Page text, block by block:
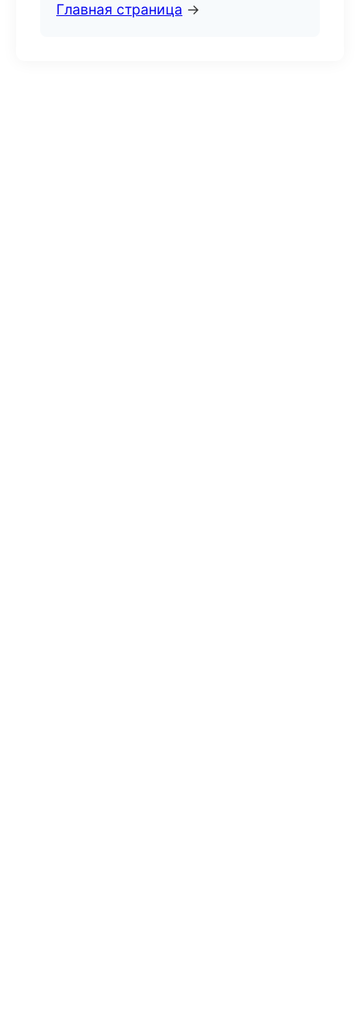
Главная страница →